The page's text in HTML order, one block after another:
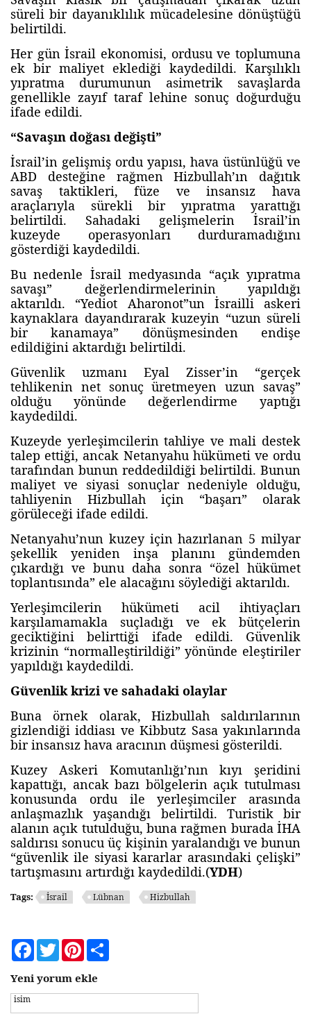
süreli bir dayanıklılık mücadelesine dönüştüğü
belirtildi.
Her gün İsrail ekonomisi, ordusu ve toplumuna
ek bir maliyet eklediği kaydedildi. Karşılıklı
yıpratma durumunun asimetrik savaşlarda
genellikle zayıf taraf lehine sonuç doğurduğu
ifade edildi.
“Savaşın doğası değişti”
İsrail’in gelişmiş ordu yapısı, hava üstünlüğü ve
ABD desteğine rağmen Hizbullah’ın dağıtık
savaş taktikleri, füze ve insansız hava
araçlarıyla sürekli bir yıpratma yarattığı
belirtildi. Sahadaki gelişmelerin İsrail’in
kuzeyde operasyonları durduramadığını
gösterdiği kaydedildi.
Bu nedenle İsrail medyasında “açık yıpratma
savaşı” değerlendirmelerinin yapıldığı
aktarıldı. “Yediot Aharonot”un İsrailli askeri
kaynaklara dayandırarak kuzeyin “uzun süreli
bir kanamaya” dönüşmesinden endişe
edildiğini aktardığı belirtildi.
Güvenlik uzmanı Eyal Zisser’in “gerçek
tehlikenin net sonuç üretmeyen uzun savaş”
olduğu yönünde değerlendirme yaptığı
kaydedildi.
Kuzeyde yerleşimcilerin tahliye ve mali destek
talep ettiği, ancak Netanyahu hükümeti ve ordu
tarafından bunun reddedildiği belirtildi. Bunun
maliyet ve siyasi sonuçlar nedeniyle olduğu,
tahliyenin Hizbullah için “başarı” olarak
görüleceği ifade edildi.
Netanyahu’nun kuzey için hazırlanan 5 milyar
şekellik yeniden inşa planını gündemden
çıkardığı ve bunu daha sonra “özel hükümet
toplantısında” ele alacağını söylediği aktarıldı.
Yerleşimcilerin hükümeti acil ihtiyaçları
karşılamamakla suçladığı ve ek bütçelerin
geciktiğini belirttiği ifade edildi. Güvenlik
krizinin “normalleştirildiği” yönünde eleştiriler
yapıldığı kaydedildi.
Güvenlik krizi ve sahadaki olaylar
Buna örnek olarak, Hizbullah saldırılarının
gizlendiği iddiası ve Kibbutz Sasa yakınlarında
bir insansız hava aracının düşmesi gösterildi.
Kuzey Askeri Komutanlığı’nın kıyı şeridini
kapattığı, ancak bazı bölgelerin açık tutulması
konusunda ordu ile yerleşimciler arasında
anlaşmazlık yaşandığı belirtildi. Turistik bir
alanın açık tutulduğu, buna rağmen burada İHA
saldırısı sonucu üç kişinin yaralandığı ve bunun
“güvenlik ile siyasi kararlar arasındaki çelişki”
tartışmasını artırdığı kaydedildi.(YDH)
Tags: İsrail Lübnan Hizbullah
FacebookTwitterPinterest
Yeni yorum ekle
isim